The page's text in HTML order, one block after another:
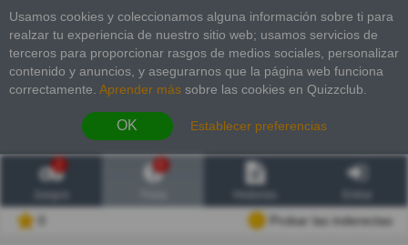
Usamos cookies y coleccionamos alguna información sobre ti para
realzar tu experiencia de nuestro sitio web; usamos servicios de
terceros para proporcionar rasgos de medios sociales, personalizar
contenido y anuncios, y asegurarnos que la página web funciona
correctamente. Aprender más sobre las cookies en Quizzclub.
OK Establecer preferencias
2
Probar las inderectas